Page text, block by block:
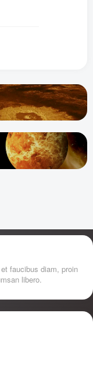
faucibus diam, proin
libero.